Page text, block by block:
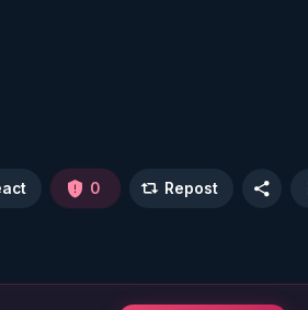
0 Repost